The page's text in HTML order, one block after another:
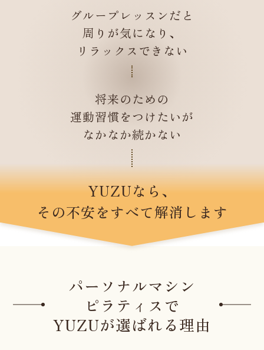
グループレッスンだと
周りが気になり、
リラックスできない
将来のための
運動習慣をつけたいが
なかなか続かない
YUZUなら、
その不安をすべて解消します
パーソナルマシン
ピラティスで
YUZUが選ばれる理由